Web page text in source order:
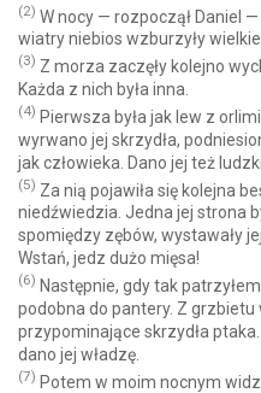
(2) W nocy — rozpoczął Daniel
wiatry niebios wzburzyły
(3) Z morza zaczęły kolejno
Każda z nich była inna.
(4) Pierwsza była jak lew z
wyrwano jej skrzydła,
jak człowieka. Dano jej też
(5) Za nią pojawiła się kolejna
niedźwiedzia. Jedna jej strona
spomiędzy zębów, wystawały
Wstań, jedz dużo mięsa!
(6) Następnie, gdy tak
podobna do pantery. Z grzbietu
przypominające skrzydła ptaka.
dano jej władzę.
(7) Potem w moim nocnym